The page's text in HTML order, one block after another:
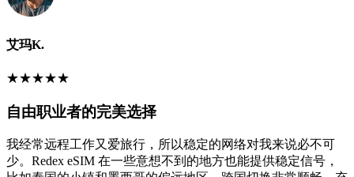
艾玛K.
★★★★★
自由职业者的完美选择
我经常远程工作又爱旅行，所以稳定的网络对我来说必不可
少。Redex eSIM 在一些意想不到的地方也能提供稳定信号，